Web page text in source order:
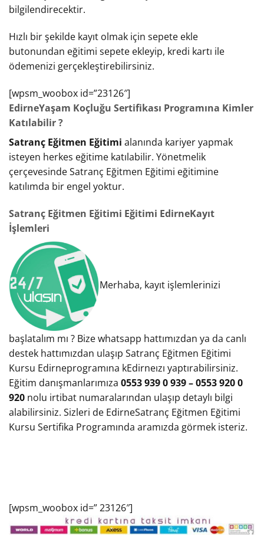
bilgilendirecektir.
Hızlı bir şekilde kayıt olmak için sepete ekle
butonundan eğitimi sepete ekleyip, kredi kartı ile
ödemenizi gerçekleştirebilirsiniz.
[wpsm_woobox id=”23126″]
EdirneYaşam Koçluğu Sertifikası Programına Kimler
Katılabilir ?
Satranç Eğitmen Eğitimi alanında kariyer yapmak
isteyen herkes eğitime katılabilir. Yönetmelik
çerçevesinde Satranç Eğitmen Eğitimi eğitimine
katılımda bir engel yoktur.
Satranç Eğitmen Eğitimi Eğitimi EdirneKayıt
İşlemleri
Merhaba, kayıt işlemlerinizi
başlatalım mı ? Bize whatsapp hattımızdan ya da canlı
destek hattımızdan ulaşıp Satranç Eğitmen Eğitimi
Kursu Edirneprogramına kEdirneızı yaptırabilirsiniz.
Eğitim danışmanlarımıza 0553 939 0 939 – 0553 920 0
920 nolu irtibat numaralarından ulaşıp detaylı bilgi
alabilirsiniz. Sizleri de EdirneSatranç Eğitmen Eğitimi
Kursu Sertifika Programında aramızda görmek isteriz.
[wpsm_woobox id=” 23126″]